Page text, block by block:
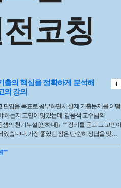
코칭
출의 핵심을 정확하게 분석해
의 강의
편입을 목표로 공부하면서 실제 기출문제를 어떻
하는지 고민이 많았는데, 김응석 교수님의
샘의 천기누설 [인하대]」** 강의를 듣고 그 고민이
던 점은 단순히 정답을 맞히
않고, 인하대에서 반복적으로 출제되는 유형과
법을 체계적으로 설명해 주신다는 것입니다. 문
**